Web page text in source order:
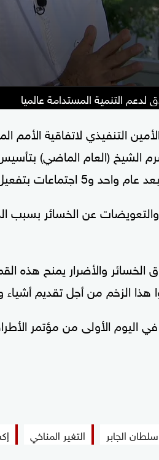
التنفيذي لاتفاقية الأمم
الشيخ (العام الماضي)
بتفعيل ذلك الصندوق".
عن الخسائر بسبب
والأضرار يمنح هذه
الزخم من أجل تقديم أشياء
اليوم الأولى من مؤتمر
سلطان الجابر التغير المناخي